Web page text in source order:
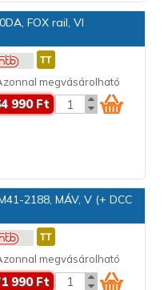
FOX rail, VI
megvásárolható
990 Ft
2188, MÁV, V (+ DCC
megvásárolható
990 Ft